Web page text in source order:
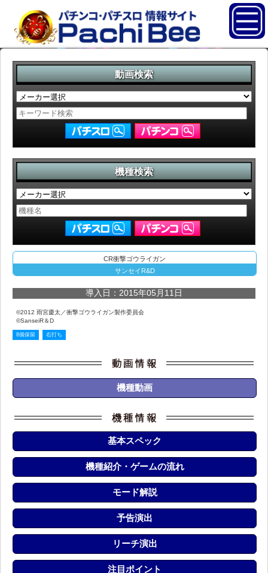
動画検索
機種検索
CR衝撃ゴウライガン
サンセイR&D
導入日：2015年05月11日
©2012 雨宮慶太／衝撃ゴウライガン製作委員会
©SanseiR＆D
8個保留 右打ち
機種動画
基本スペック
機種紹介・ゲームの流れ
モード解説
予告演出
リーチ演出
注目ポイント